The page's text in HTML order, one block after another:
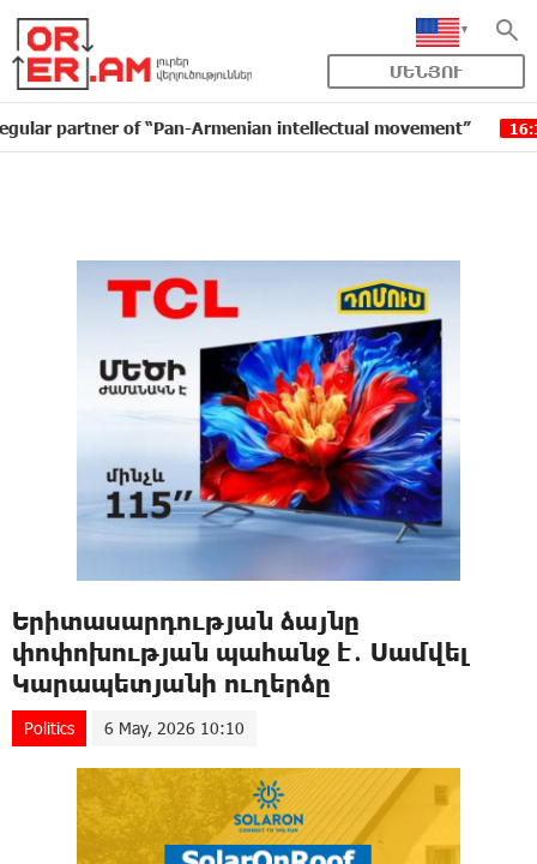
ՄԵՆՅՈՒ
of “Pan-Armenian intellectual movement” 16:11
Երիտասարդության ձայնը
փոփոխության պահանջ է․ Սամվել
Կարապետյանի ուղերձը
Politics 6 May, 2026 10:10